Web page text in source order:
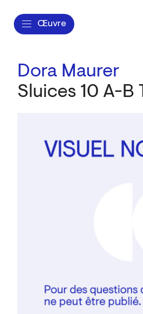
Œuvre
Dora Maurer
Sluices 10 A-